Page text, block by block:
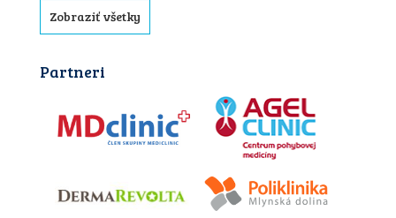
Zobraziť všetky
Partneri